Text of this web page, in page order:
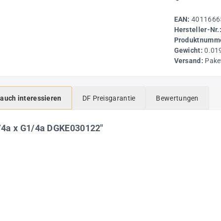
EAN:
Hersteller-
Gewicht:
Versand:
interessieren DF Preisgarantie Bewertungen
x G1/4a DGKE030122"